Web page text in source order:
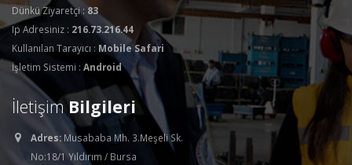
Dünkü Ziyaretçi : 83
Ip Adresiniz : 216.73.216.44
Kullanılan Tarayıcı : Mobile Safari
İşletim Sistemi : Android
İletişimBilgileri
Adres: Musababa Mh. 3.Meşeli Sk.
No:18/1 Yıldırım / Bursa